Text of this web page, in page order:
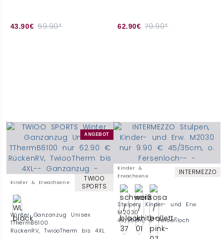
43.90€ 59.90* 62.90€ 79.90*
ANGEBOT
Kinder & Erwachsene
TWIOO
SPORTS
Winter Ganzanzug Unisex
TThermB6100
RückenRV, TwiooTherm bis 4XL
Kinder &
Erwachsene
INTERMEZZO
Stulpen, Kinder- und Erw.
M2030
45/35cm, o. Fersenloch